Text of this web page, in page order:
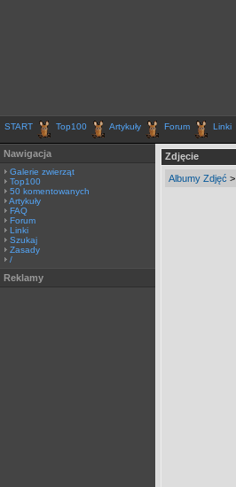
START Top100 Artykuły Forum Linki
Nawigacja
Galerie zwierząt
Top100
50 komentowanych
Artykuły
FAQ
Forum
Linki
Szukaj
Zasady
/
Reklamy
Zdjęcie
Albumy Zdjęć >